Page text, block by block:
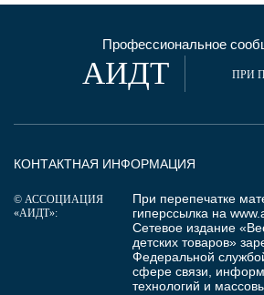
Профессиональное
АИДТ ПРИ
КОНТАКТНАЯ ИНФОРМАЦИЯ
© АССОЦИАЦИЯ
«АИДТ»:
При перепечатке
гиперссылка на
Сетевое издание
детских товаров»
Федеральной
сфере связи,
технологий и